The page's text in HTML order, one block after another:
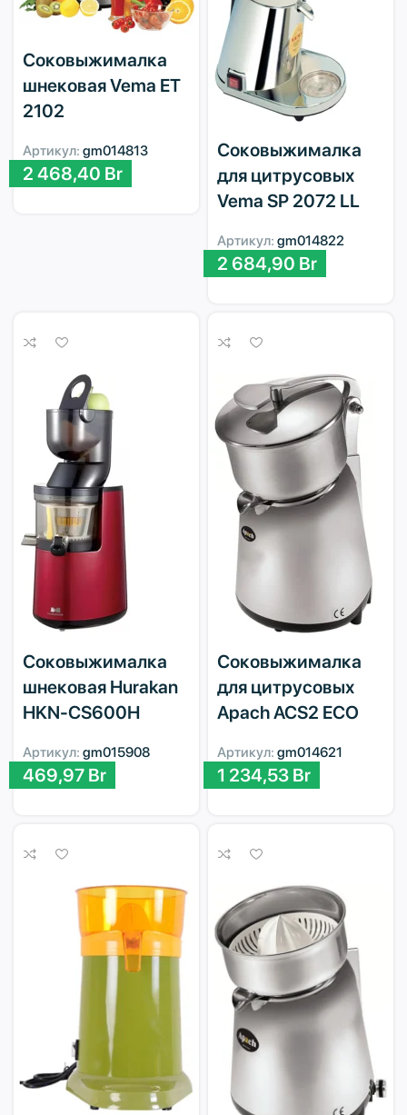
Соковыжималка
шнековая Vema ET
2102
Артикул: gm014813
2 468,40 Br
Соковыжималка
для цитрусовых
Vema SP 2072 LL
Артикул: gm014822
2 684,90 Br
Соковыжималка
шнековая Hurakan
HKN-CS600H
Артикул: gm015908
469,97 Br
Соковыжималка
для цитрусовых
Apach ACS2 ECO
Артикул: gm014621
1 234,53 Br